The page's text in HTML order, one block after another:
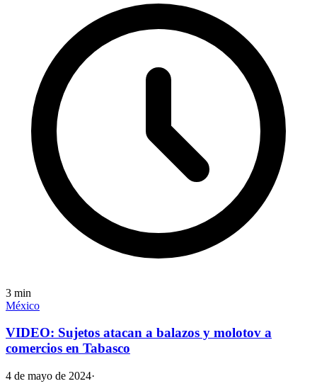
3 min
México
VIDEO: Sujetos atacan a balazos y molotov a
comercios en Tabasco
4 de mayo de 2024·